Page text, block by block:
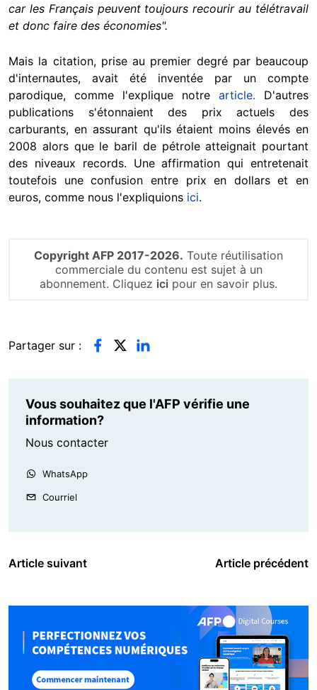
car les Français peuvent toujours recourir au télétravail
et donc faire des économies".
Mais la citation, prise au premier degré par beaucoup
d'internautes, avait été inventée par un compte
parodique, comme l'explique notre article. D'autres
publications s'étonnaient des prix actuels des
carburants, en assurant qu'ils étaient moins élevés en
2008 alors que le baril de pétrole atteignait pourtant
des niveaux records. Une affirmation qui entretenait
toutefois une confusion entre prix en dollars et en
euros, comme nous l'expliquions ici.
Copyright AFP 2017-2026. Toute réutilisation
commerciale du contenu est sujet à un
abonnement. Cliquez ici pour en savoir plus.
Partager sur :
Vous souhaitez que l'AFP vérifie une
information?
Nous contacter
WhatsApp
Courriel
Article suivant Article précédent